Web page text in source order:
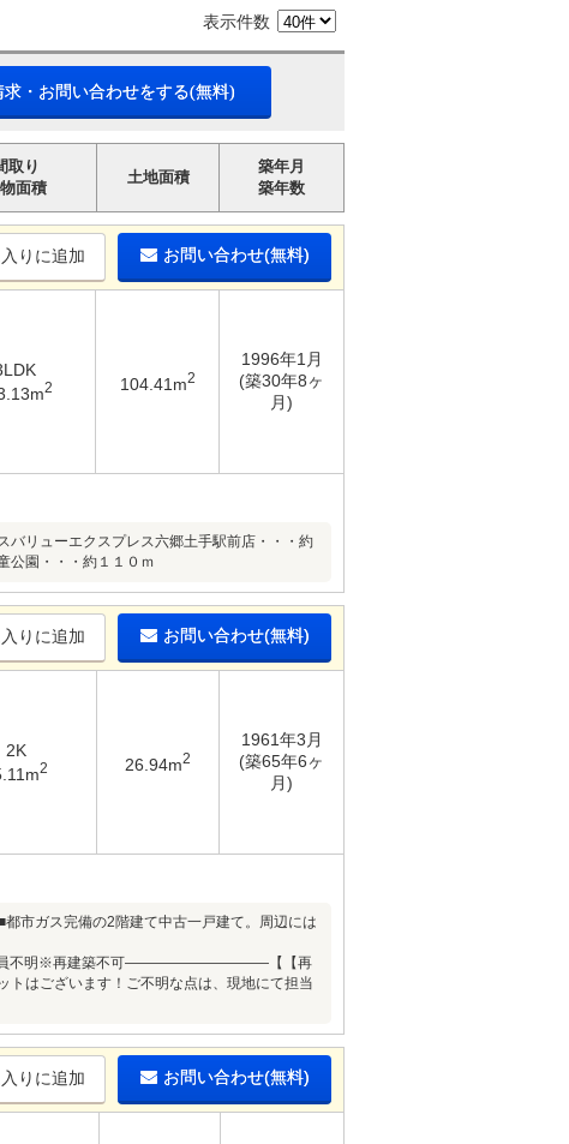
表示件数
求・お問い合わせをする(無料)
取り
面積
土地面積
築年月
築年数
りに追加 お問い合わせ(無料)
2 104.41m2
1996年1月
(築30年8ヶ
月)
リューエクスプレス六郷土手駅前店・・・約
公園・・・約１１０ｍ
りに追加 お問い合わせ(無料)
2K
2 26.94m2
1961年3月
(築65年6ヶ
月)
備の2階建て中古一戸建て。周辺には
※再建築不可――――――――――【【再
トはございます！ご不明な点は、現地にて担当
りに追加 お問い合わせ(無料)